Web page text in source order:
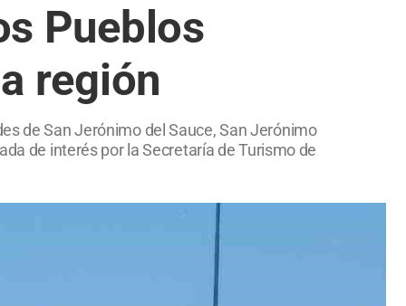
Pueblos
región
de San Jerónimo del Sauce, San Jerónimo
de interés por la Secretaría de Turismo de